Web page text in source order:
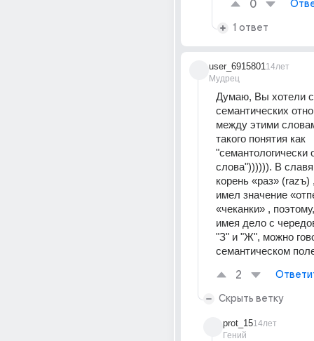
0
1 ответ
user_6915801
Мудрец
14лет
Думаю, Вы хотели
семантических
между этими
такого понятия как
"семантологически
слова")))))). В
корень «раз» (razъ)
имел значение
«чеканки» ,
имея дело с
"З" и "Ж", можно
семантическом
2
Скрыть ветку
prot_15
Гений
14лет